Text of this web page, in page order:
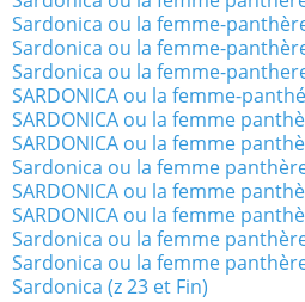
Sardonica ou la femme-
Sardonica ou la femme-
Sardonica ou la femme-
SARDONICA ou la femme-
SARDONICA ou la femme
SARDONICA ou la femme
Sardonica ou la femme
SARDONICA ou la femme
SARDONICA ou la femme
Sardonica ou la femme
Sardonica ou la femme
Sardonica (z 23 et Fin)